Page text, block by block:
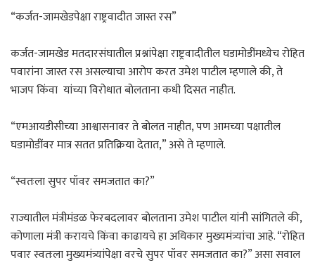
“कर्जत-जामखेडपेक्षा राष्ट्रवादीत जास्त रस”
कर्जत-जामखेड मतदारसंघातील प्रश्नांपेक्षा राष्ट्रवादीतील घडामोडींमध्येच रोहित
पवारांना जास्त रस असल्याचा आरोप करत उमेश पाटील म्हणाले की, ते
भाजप किंवा यांच्या विरोधात बोलताना कधी दिसत नाहीत.
“एमआयडीसीच्या आश्वासनावर ते बोलत नाहीत, पण आमच्या पक्षातील
घडामोडींवर मात्र सतत प्रतिक्रिया देतात,” असे ते म्हणाले.
“स्वतःला सुपर पॉवर समजतात का?”
राज्यातील मंत्रीमंडळ फेरबदलावर बोलताना उमेश पाटील यांनी सांगितले की,
कोणाला मंत्री करायचे किंवा काढायचे हा अधिकार मुख्यमंत्र्यांचा आहे. “रोहित
पवार स्वतःला मुख्यमंत्र्यांपेक्षा वरचे सुपर पॉवर समजतात का?” असा सवाल